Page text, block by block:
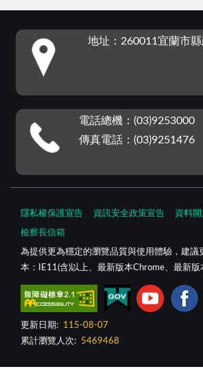
地址：260011宜蘭市
電話總機：(03)9253000
傳真電話：(03)9251476
隱私權保護宣告 資訊安全政策宣告 資料
檢察長信箱
為提供更為穩定的瀏覽品質與使用體驗，建議
本：IE11(含)以上、最新版本Chrome、最新版
更新日期:
115-08-07
累計瀏覽人次:
5469468